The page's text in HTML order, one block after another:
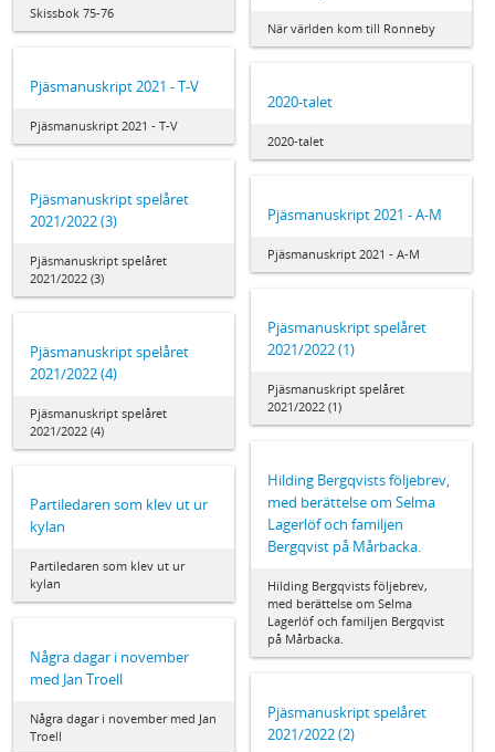
När världen kom till Ronneby
Skissbok 75-76
Pjäsmanuskript 2021 - T-V
Pjäsmanuskript 2021 - T-V
2020-talet
2020-talet
Pjäsmanuskript spelåret
2021/2022 (3)
Pjäsmanuskript spelåret
2021/2022 (3)
Pjäsmanuskript 2021 - A-M
Pjäsmanuskript 2021 - A-M
Pjäsmanuskript spelåret
2021/2022 (1)
Pjäsmanuskript spelåret
2021/2022 (1)
Pjäsmanuskript spelåret
2021/2022 (4)
Pjäsmanuskript spelåret
2021/2022 (4)
Hilding Bergqvists följebrev,
med berättelse om Selma
Lagerlöf och familjen
Bergqvist på Mårbacka.
Hilding Bergqvists följebrev,
med berättelse om Selma
Lagerlöf och familjen Bergqvist
på Mårbacka.
Partiledaren som klev ut ur
kylan
Partiledaren som klev ut ur
kylan
Några dagar i november
med Jan Troell
Några dagar i november med Jan
Troell
Pjäsmanuskript spelåret
2021/2022 (2)